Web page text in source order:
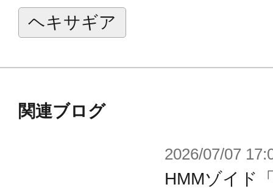
是非お手元のラインナップに加えて
・頭部コックピットのハッチが開閉
・胴体に内蔵されたゾイドコア部分
・各部ハッチを開閉しマイクロミサ
ヘキサギア
関連ブログ
2026/07/07
HMMゾイド